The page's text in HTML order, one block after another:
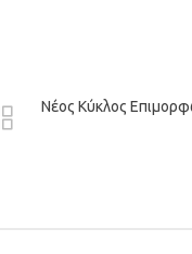
Νέος Κύκλος